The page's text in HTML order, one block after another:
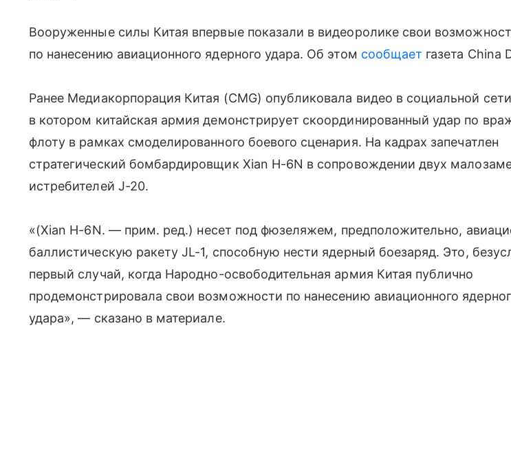
Вооруженные силы Китая впервые показали в видеоролике свои
по нанесению авиационного ядерного удара. Об этом сообщает газета China
Ранее Медиакорпорация Китая (CMG) опубликовала видео в социальной
в котором китайская армия демонстрирует скоординированный удар по
флоту в рамках смоделированного боевого сценария. На кадрах запечатлен
стратегический бомбардировщик Xian H-6N в сопровождении двух
истребителей J-20.
«(Xian H-6N. — прим. ред.) несет под фюзеляжем, предположительно,
баллистическую ракету JL-1, способную нести ядерный боезаряд. Это,
первый случай, когда Народно-освободительная армия Китая публично
продемонстрировала свои возможности по нанесению авиационного
удара», — сказано в материале.